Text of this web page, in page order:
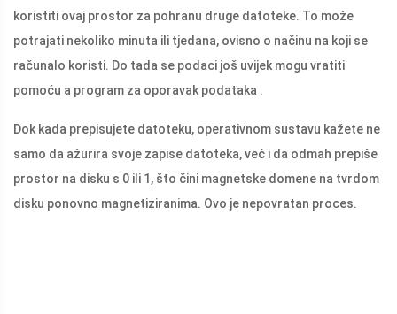
koristiti ovaj prostor za pohranu druge datoteke. To može
potrajati nekoliko minuta ili tjedana, ovisno o načinu na koji se
računalo koristi. Do tada se podaci još uvijek mogu vratiti
pomoću a program za oporavak podataka .
Dok kada prepisujete datoteku, operativnom sustavu kažete ne
samo da ažurira svoje zapise datoteka, već i da odmah prepiše
prostor na disku s 0 ili 1, što čini magnetske domene na tvrdom
disku ponovno magnetiziranima. Ovo je nepovratan proces.